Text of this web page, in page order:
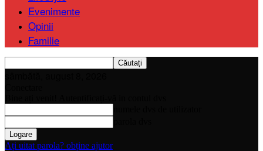
Evenimente
Opinii
Familie
Ați uitat parola? obține ajutor